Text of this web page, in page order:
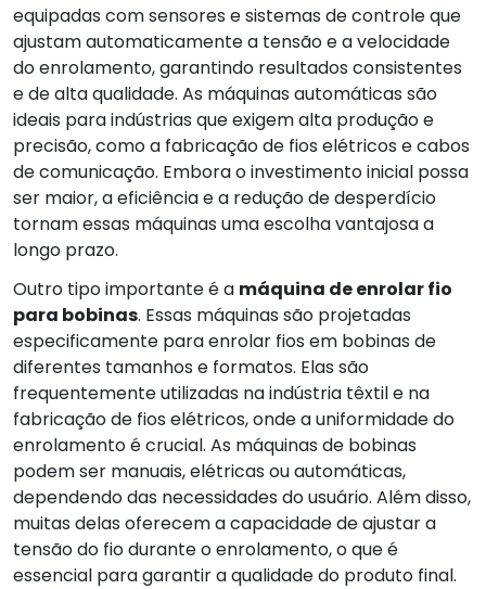
equipadas com sensores e sistemas de controle que
ajustam automaticamente a tensão e a velocidade
do enrolamento, garantindo resultados consistentes
e de alta qualidade. As máquinas automáticas são
ideais para indústrias que exigem alta produção e
precisão, como a fabricação de fios elétricos e cabos
de comunicação. Embora o investimento inicial possa
ser maior, a eficiência e a redução de desperdício
tornam essas máquinas uma escolha vantajosa a
longo prazo.
Outro tipo importante é a máquina de enrolar fio
para bobinas. Essas máquinas são projetadas
especificamente para enrolar fios em bobinas de
diferentes tamanhos e formatos. Elas são
frequentemente utilizadas na indústria têxtil e na
fabricação de fios elétricos, onde a uniformidade do
enrolamento é crucial. As máquinas de bobinas
podem ser manuais, elétricas ou automáticas,
dependendo das necessidades do usuário. Além disso,
muitas delas oferecem a capacidade de ajustar a
tensão do fio durante o enrolamento, o que é
essencial para garantir a qualidade do produto final.